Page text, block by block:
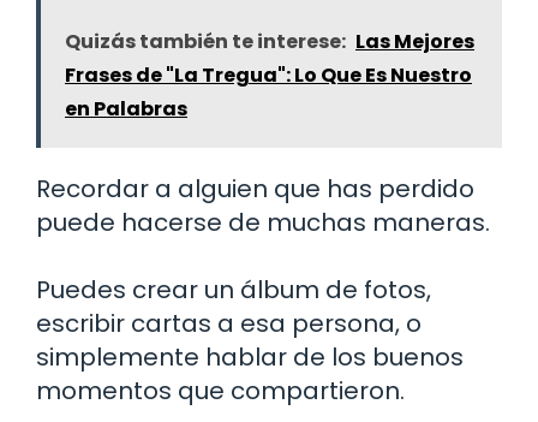
Quizás también te interese: Las Mejores
Frases de "La Tregua": Lo Que Es Nuestro
en Palabras
Recordar a alguien que has perdido
puede hacerse de muchas maneras.
Puedes crear un álbum de fotos,
escribir cartas a esa persona, o
simplemente hablar de los buenos
momentos que compartieron.